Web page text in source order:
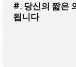
#. 당신의 짧은
됩니다